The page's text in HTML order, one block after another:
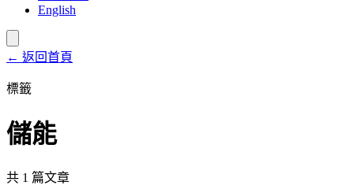
English
← 返回首頁
標籤
儲能
共 1 篇文章